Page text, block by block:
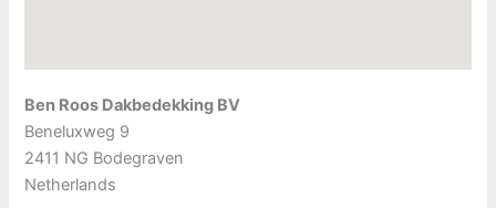
Ben Roos Dakbedekking BV
Beneluxweg 9
2411 NG Bodegraven
Netherlands